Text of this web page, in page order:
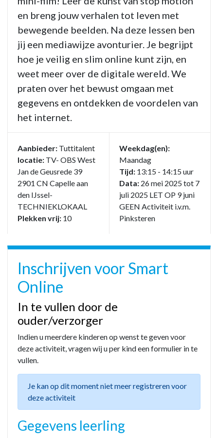
en breng jouw verhalen tot leven met
bewegende beelden. Na deze lessen ben
jij een mediawijze avonturier. Je begrijpt
hoe je veilig en slim online kunt zijn, en
weet meer over de digitale wereld. We
praten over het bewust omgaan met
gegevens en ontdekken de voordelen van
het internet.
Aanbieder: Tuttitalent
locatie: TV- OBS West
Jan de Geusrede 39
2901 CN Capelle aan
den IJssel-
TECHNIEKLOKAAL
Plekken vrij: 10
Weekdag(en):
Maandag
Tijd:13:15 - 14:15 uur
Data:26 mei 2025 tot 7
juli 2025 LET OP 9 juni
GEEN Activiteit i.v.m.
Pinksteren
Inschrijven voor Smart
Online
In te vullen door de
ouder/verzorger
Indien u meerdere kinderen op wenst te geven voor
deze activiteit, vragen wij u per kind een formulier in te
vullen.
Je kan op dit moment niet meer registreren voor
deze activiteit
Gegevens leerling